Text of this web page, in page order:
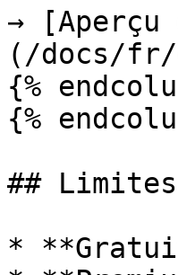
→ [Aperçu
(/docs/fr/
{%
{%
## Limites
*